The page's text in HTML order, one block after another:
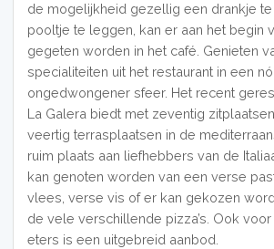
de mogelijkheid gezellig een drankje
pooltje te leggen, kan er aan het begin
gegeten worden in het café. Genieten
specialiteiten uit het restaurant in een
ongedwongener sfeer. Het recent
La Galera biedt met zeventig
veertig terrasplaatsen in de
ruim plaats aan liefhebbers van de
kan genoten worden van een verse
vlees, verse vis of er kan gekozen
de vele verschillende pizza’s. Ook
eters is een uitgebreid aanbod.